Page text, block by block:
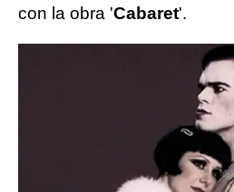
con la obra 'Cabaret'.